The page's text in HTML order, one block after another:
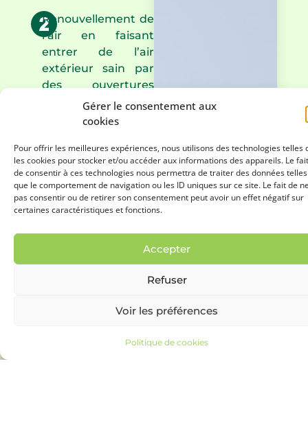
Gérer le consentement aux
cookies
Pour offrir les meilleures expériences, nous utilisons des technologies telles
les cookies pour stocker et/ou accéder aux informations des appareils. Le fait
de consentir à ces technologies nous permettra de traiter des données telles
que le comportement de navigation ou les ID uniques sur ce site. Le fait de
pas consentir ou de retirer son consentement peut avoir un effet négatif sur
certaines caractéristiques et fonctions.
Accepter
Refuser
Voir les préférences
Politique de cookies
Renouvellement de
l’air en faisant
entrer de l’air
extérieur sain par
des ouvertures
dans les pièces
Dans sa
hygroréglable, les
bouches
d’extraction
s’ajustent en
fonction du taux
d’humidité de vos
pièces. Plus
l’espace est
humide, plus les